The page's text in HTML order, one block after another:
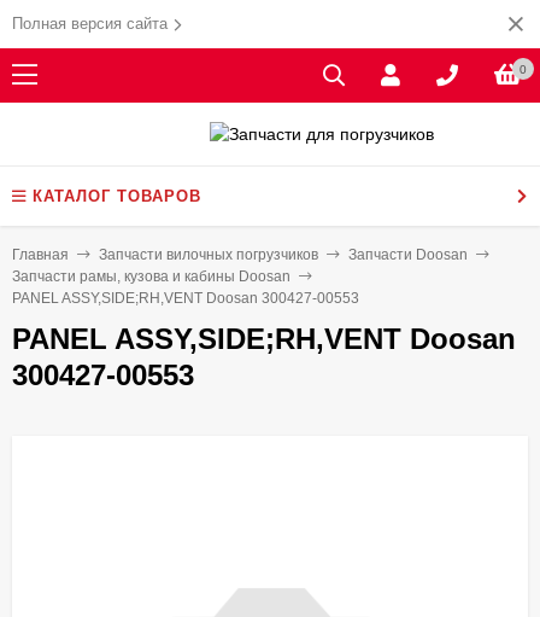
Полная версия сайта
0
КАТАЛОГ ТОВАРОВ
Главная Запчасти вилочных погрузчиков
Запчасти Doosan
Запчасти рамы, кузова и кабины Doosan
PANEL ASSY,SIDE;RH,VENT Doosan 300427-00553
PANEL ASSY,SIDE;RH,VENT Doosan
300427-00553